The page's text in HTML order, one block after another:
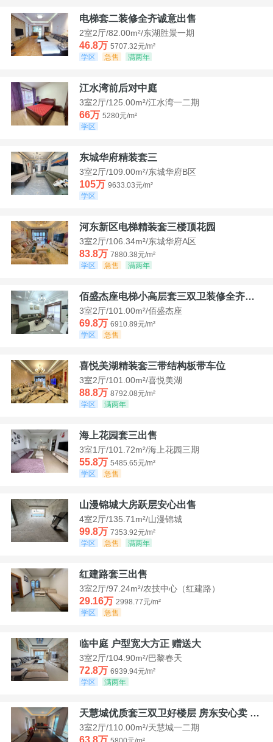
电梯套二装修全齐诚意出售
2室2厅/82.00m²/东湖胜景一期
46.8万 5707.32元/m²
学区
急售 满两年
江水湾前后对中庭
3室2厅/125.00m²/江水湾一二期
66万 5280元/m²
学区
东城华府精装套三
3室2厅/109.00m²/东城华府B区
105万 9633.03元/m²
学区
河东新区电梯精装套三楼顶花园
3室2厅/106.34m²/东城华府A区
83.8万 7880.38元/m²
学区
急售 满两年
佰盛杰座电梯小高层套三双卫装修全齐诚意出售
3室2厅/101.00m²/佰盛杰座
69.8万 6910.89元/m²
学区
急售
喜悦美湖精装套三带结构板带车位
3室2厅/101.00m²/喜悦美湖
88.8万 8792.08元/m²
学区
满两年
海上花园套三出售
3室1厅/101.72m²/海上花园三期
55.8万 5485.65元/m²
学区
急售
山漫锦城大房跃层安心出售
4室2厅/135.71m²/山漫锦城
99.8万 7353.92元/m²
学区
急售 满两年
红建路套三出售
3室2厅/97.24m²/农技中心（红建路）
29.16万 2998.77元/m²
学区
急售
临中庭 户型宽大方正 赠送大
3室2厅/104.90m²/巴黎春天
72.8万 6939.94元/m²
学区
满两年
天慧城优质套三双卫好楼层 房东安心卖 价格好谈
3室2厅/110.00m²/天慧城一二期
63.8万